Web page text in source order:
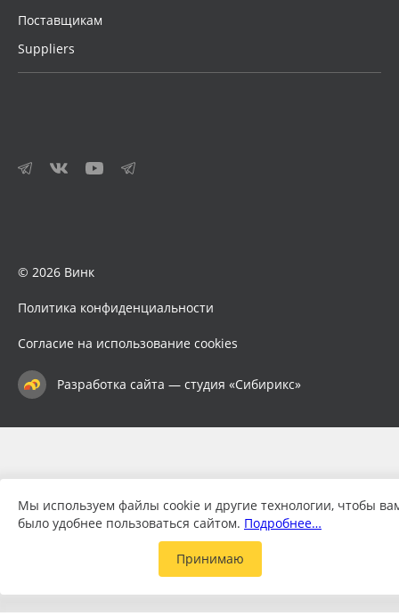
Поставщикам
Suppliers
© 2026 Винк
Политика конфиденциальности
Согласие на использование cookies
Разработка сайта — студия «Сибирикс»
Мы используем файлы cookie и другие технологии, чтобы
было удобнее пользоваться сайтом. Подробнее…
Принимаю